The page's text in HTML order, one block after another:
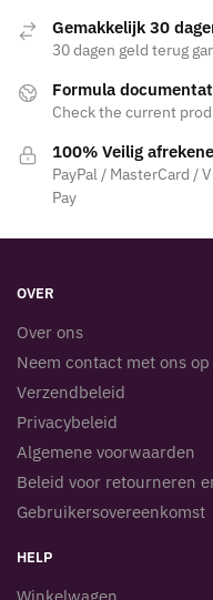
Gemakkelijk 30
30 dagen geld terug
Formula
Check the current
100% Veilig
PayPal / MasterCard /
Pay
OVER
Over ons
Neem contact met ons op
Verzendbeleid
Privacybeleid
Algemene voorwaarden
Beleid voor retourneren
Gebruikersovereenkomst
HELP
Winkelwagen